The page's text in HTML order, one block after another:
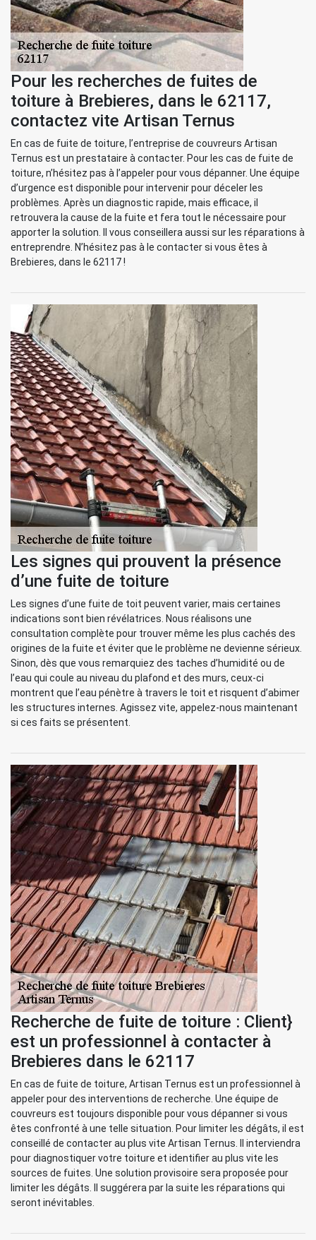
Pour les recherches de fuites de
toiture à Brebieres, dans le 62117,
contactez vite Artisan Ternus
En cas de fuite de toiture, l’entreprise de couvreurs Artisan
Ternus est un prestataire à contacter. Pour les cas de fuite de
toiture, n’hésitez pas à l’appeler pour vous dépanner. Une équipe
d’urgence est disponible pour intervenir pour déceler les
problèmes. Après un diagnostic rapide, mais efficace, il
retrouvera la cause de la fuite et fera tout le nécessaire pour
apporter la solution. Il vous conseillera aussi sur les réparations à
entreprendre. N’hésitez pas à le contacter si vous êtes à
Brebieres, dans le 62117 !
Les signes qui prouvent la présence
d’une fuite de toiture
Les signes d’une fuite de toit peuvent varier, mais certaines
indications sont bien révélatrices. Nous réalisons une
consultation complète pour trouver même les plus cachés des
origines de la fuite et éviter que le problème ne devienne sérieux.
Sinon, dès que vous remarquiez des taches d’humidité ou de
l’eau qui coule au niveau du plafond et des murs, ceux-ci
montrent que l’eau pénètre à travers le toit et risquent d’abimer
les structures internes. Agissez vite, appelez-nous maintenant
si ces faits se présentent.
Recherche de fuite de toiture : Client}
est un professionnel à contacter à
Brebieres dans le 62117
En cas de fuite de toiture, Artisan Ternus est un professionnel à
appeler pour des interventions de recherche. Une équipe de
couvreurs est toujours disponible pour vous dépanner si vous
êtes confronté à une telle situation. Pour limiter les dégâts, il est
conseillé de contacter au plus vite Artisan Ternus. Il interviendra
pour diagnostiquer votre toiture et identifier au plus vite les
sources de fuites. Une solution provisoire sera proposée pour
limiter les dégâts. Il suggérera par la suite les réparations qui
seront inévitables.